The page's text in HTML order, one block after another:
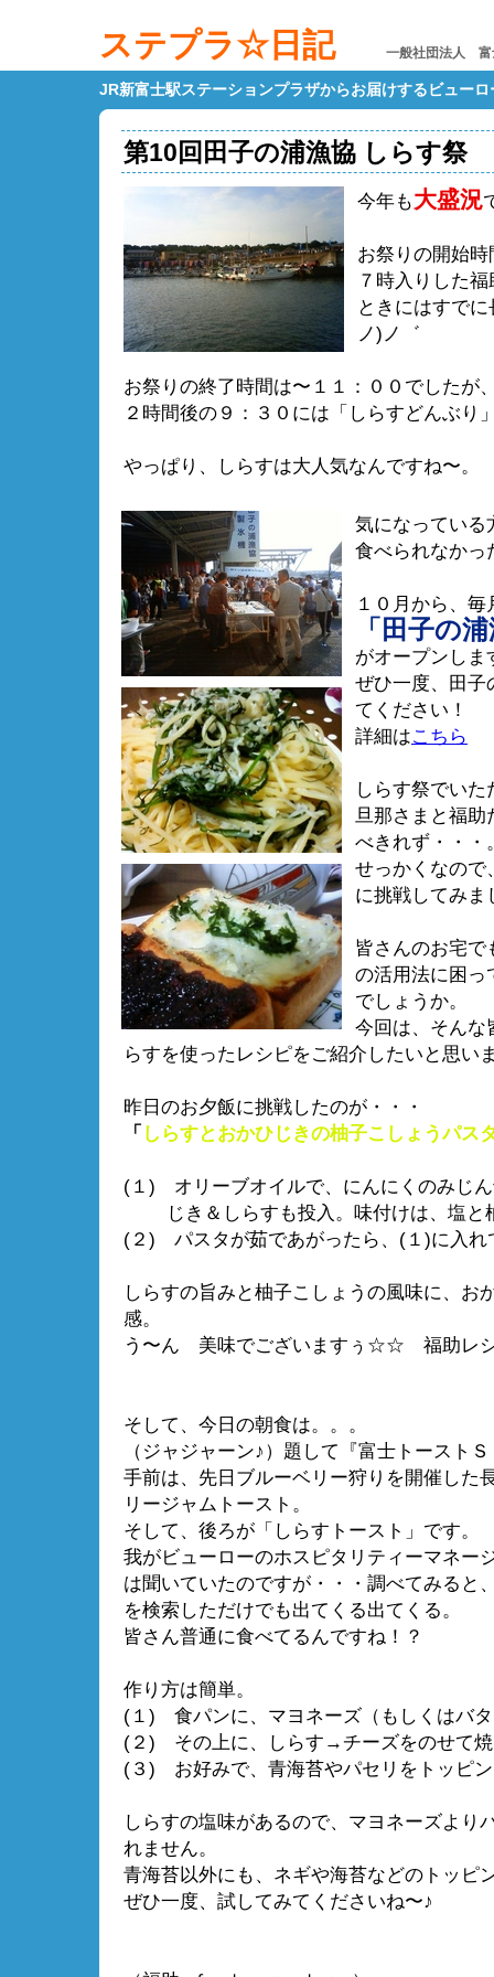
ステプラ☆日記 一般社団法人 富
JR新富士駅ステーションプラザからお届けするビュー
第10回田子の浦漁協 しらす祭
今年も大盛況
お祭りの開始
７時入りした
ときにはすで
ノ)ノ゛
お祭りの終了時間は〜１１：００でしたが
２時間後の９：３０には「しらすどんぶり
やっぱり、しらすは大人気なんですね〜。
気になっている
食べられなかっ
１０月から、
「田子の
がオープンし
ぜひ一度、田子
てください！
詳細はこちら
しらす祭でい
旦那さまと福助
べきれず・・・
せっかくなので
に挑戦してみま
皆さんのお宅で
の活用法に困っ
でしょうか。
今回は、そんな
らすを使ったレシピをご紹介したいと思い
昨日のお夕飯に挑戦したのが・・・
「 しらすとおかひじきの柚子こしょうパス
(１) オリーブオイルで、にんにくのみじ
じき＆しらすも投入。味付けは、塩と
(２) パスタが茹であがったら、(１)に入れ
しらすの旨みと柚子こしょうの風味に、お
感。
う〜ん 美味でございますぅ☆☆ 福助レシ
そして、今日の朝食は。。。
（ジャジャーン♪）題して『富士トースト
手前は、先日ブルーベリー狩りを開催した
リージャムトースト。
そして、後ろが「しらすトースト」です。
我がビューローのホスピタリティーマネー
は聞いていたのですが・・・調べてみると
を検索しただけでも出てくる出てくる。
皆さん普通に食べてるんですね！？
作り方は簡単。
(１) 食パンに、マヨネーズ（もしくはバ
(２) その上に、しらす→チーズをのせて
(３) お好みで、青海苔やパセリをトッピ
しらすの塩味があるので、マヨネーズより
れません。
青海苔以外にも、ネギや海苔などのトッピ
ぜひ一度、試してみてくださいね〜♪